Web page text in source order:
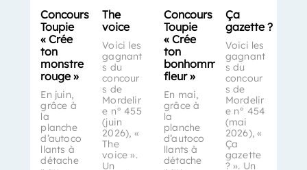
Concours
Toupie
« Crée
ton
monstre
rouge »
En juin,
grâce à
la
planche
d’autoco
llants à
détache
The
voice
Voici les
gagnant
s du
concour
s de
Mordelir
e n° 455
(juin
2026), «
The
voice ».
Un
Concours
Toupie
« Crée
ton
bonhomme-
fleur »
En mai,
grâce à
la
planche
d’autoco
llants à
détache
Ça
gazette ?
Voici les
gagnant
s du
concour
s de
Mordelir
e n° 454
(mai
2026), «
Ça
gazette
? ». Un